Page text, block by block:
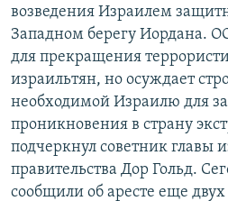
СИБИРЬ.РЕАЛИИ
РАСПИСАНИЕ ВЕЩАНИЯ
ПОДПИШИТЕСЬ НА
СОЦИАЛЬНЫЕ СЕТИ
возведения Израилем
Западном берегу Иордана.
для прекращения
израильтян, но осуждает
необходимой Израилю для
проникновения в страну
подчеркнул советник главы
правительства Дор Гольд.
сообщили об аресте еще